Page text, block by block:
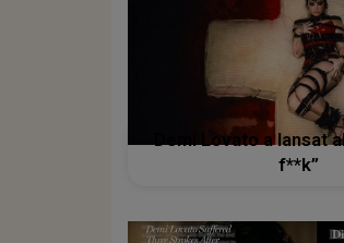
Demi Lovato a lansat
f**k”